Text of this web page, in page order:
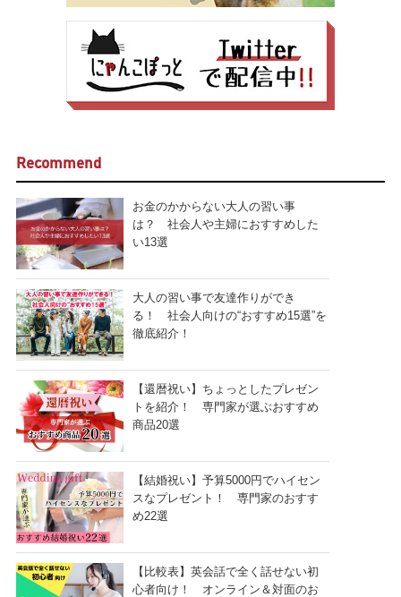
Recommend
お金のかからない大人の習い事
は？ 社会人や主婦におすすめした
い13選
大人の習い事で友達作りができ
る！ 社会人向けの“おすすめ15選”を
徹底紹介！
【還暦祝い】ちょっとしたプレゼン
トを紹介！ 専門家が選ぶおすすめ
商品20選
【結婚祝い】予算5000円でハイセン
スなプレゼント！ 専門家のおすす
め22選
【比較表】英会話で全く話せない初
心者向け！ オンライン＆対面のお